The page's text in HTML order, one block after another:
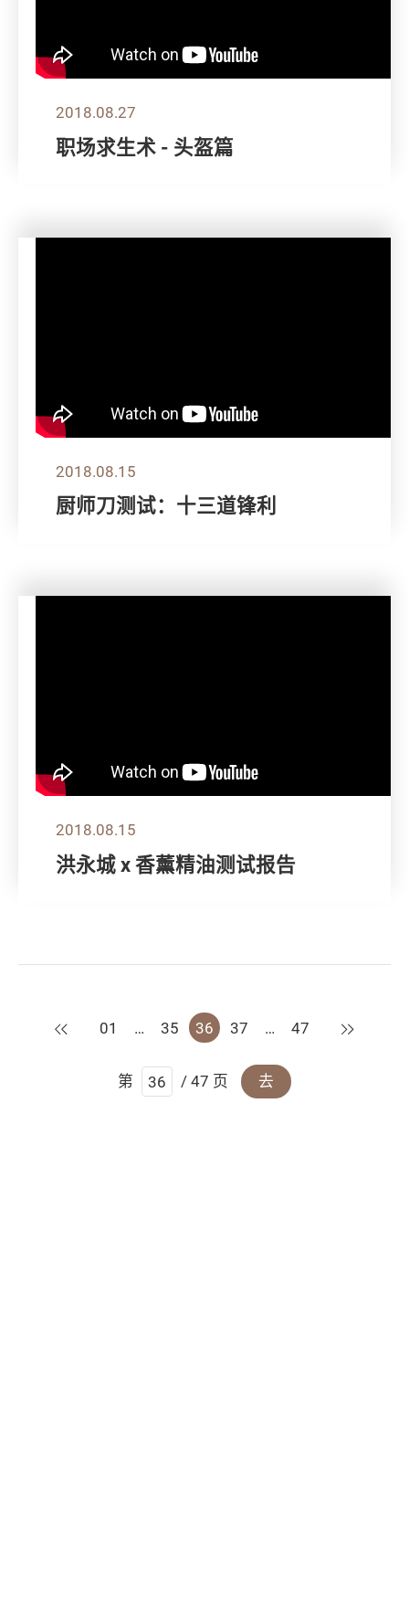
2018.08.27
职场求生术 - 头盔篇
2018.08.15
厨师刀测试：十三道锋利
2018.08.15
洪永城 x 香薰精油测试报告
上一页
01 … 35 36 37 … 47 下一页
第 / 47 页 去